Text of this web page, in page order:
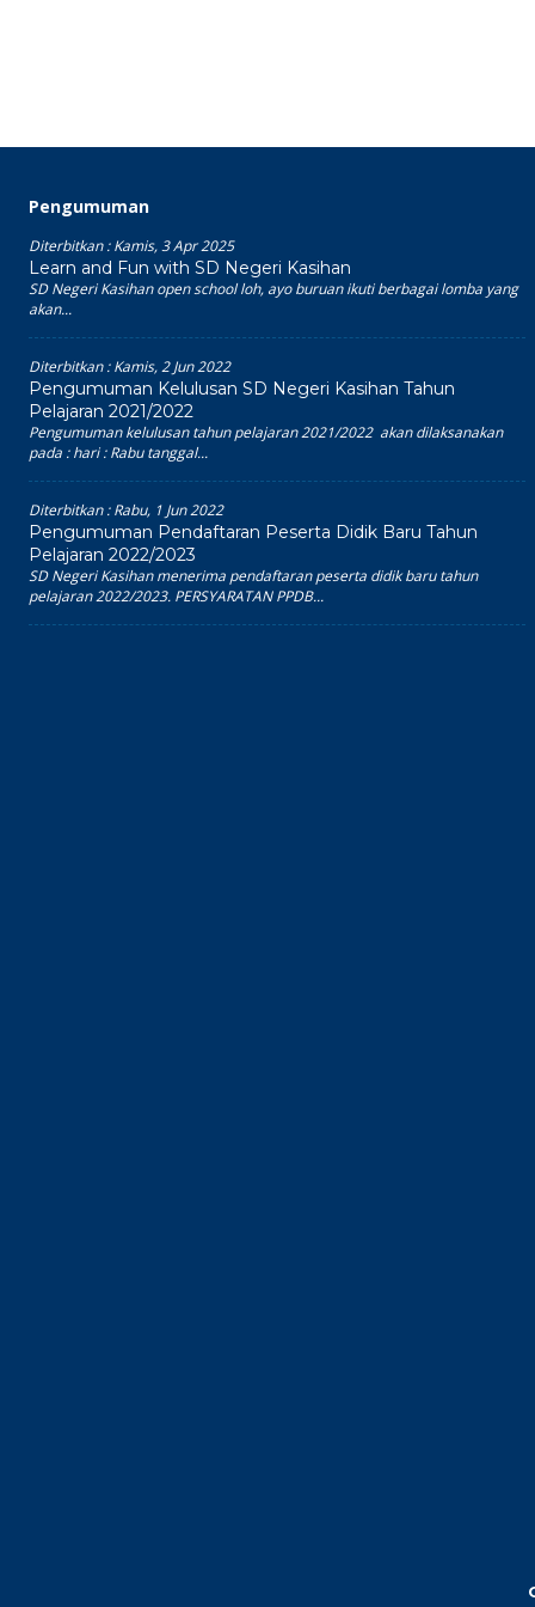
Pengumuman
Diterbitkan :Kamis, 3 Apr 2025
Learn and Fun with SD Negeri Kasihan
SD Negeri Kasihan open school loh, ayo buruan ikuti berbagai lomba yang
akan...
Diterbitkan :Kamis, 2 Jun 2022
Pengumuman Kelulusan SD Negeri Kasihan Tahun
Pelajaran 2021/2022
Pengumuman kelulusan tahun pelajaran 2021/2022 akan dilaksanakan
pada : hari : Rabu tanggal...
Diterbitkan :Rabu, 1 Jun 2022
Pengumuman Pendaftaran Peserta Didik Baru Tahun
Pelajaran 2022/2023
SD Negeri Kasihan menerima pendaftaran peserta didik baru tahun
pelajaran 2022/2023. PERSYARATAN PPDB...